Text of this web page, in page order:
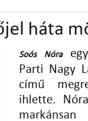
háta
Soós Nóra
Parti Nagy
című
ihlette.